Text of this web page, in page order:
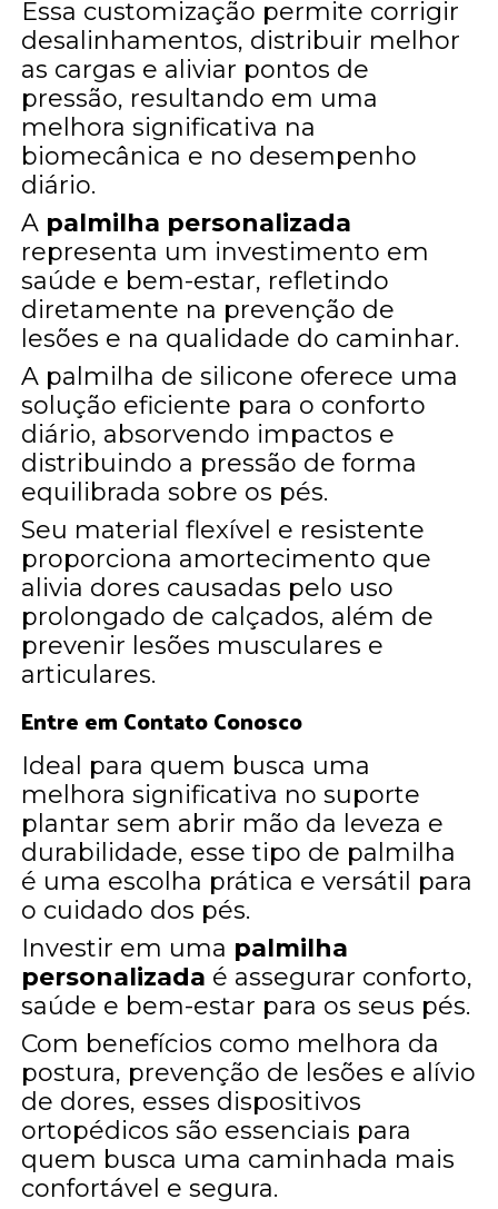
Essa customização permite corrigir
desalinhamentos, distribuir melhor
as cargas e aliviar pontos de
pressão, resultando em uma
melhora significativa na
biomecânica e no desempenho
diário.
A palmilha personalizada
representa um investimento em
saúde e bem-estar, refletindo
diretamente na prevenção de
lesões e na qualidade do caminhar.
A palmilha de silicone oferece uma
solução eficiente para o conforto
diário, absorvendo impactos e
distribuindo a pressão de forma
equilibrada sobre os pés.
Seu material flexível e resistente
proporciona amortecimento que
alivia dores causadas pelo uso
prolongado de calçados, além de
prevenir lesões musculares e
articulares.
Entre em Contato Conosco
Ideal para quem busca uma
melhora significativa no suporte
plantar sem abrir mão da leveza e
durabilidade, esse tipo de palmilha
é uma escolha prática e versátil para
o cuidado dos pés.
Investir em uma palmilha
personalizada é assegurar conforto,
saúde e bem-estar para os seus pés.
Com benefícios como melhora da
postura, prevenção de lesões e alívio
de dores, esses dispositivos
ortopédicos são essenciais para
quem busca uma caminhada mais
confortável e segura.